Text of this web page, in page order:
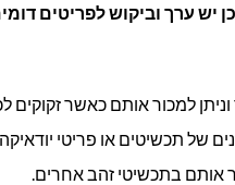
יש ערך וביקוש לפריטים
למכור אותם כאשר זקוקים
של תכשיטים או פריטי
אותם בתכשיטי זהב אחרים.